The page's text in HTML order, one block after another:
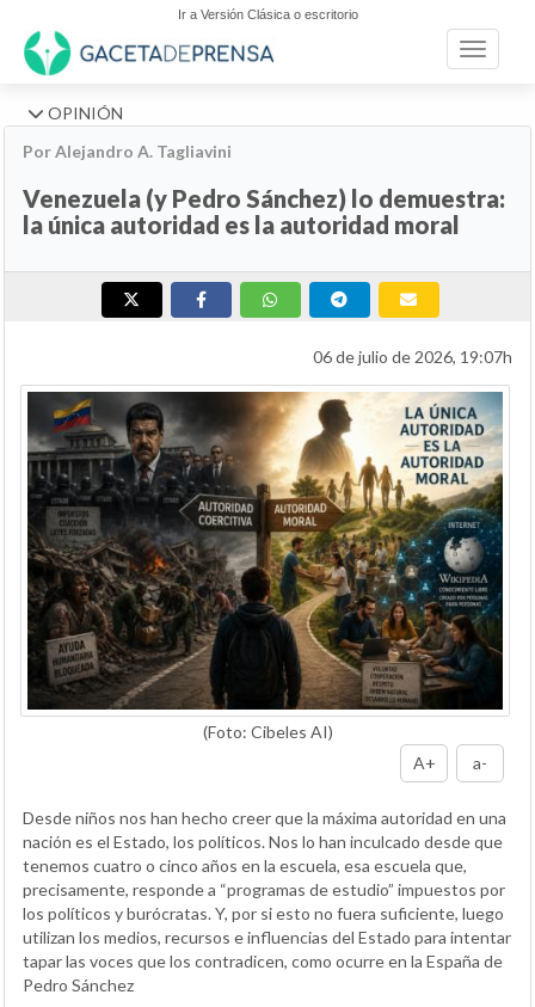
Ir a Versión Clásica o escritorio
Toggle
OPINIÓN
Por Alejandro A. Tagliavini
Venezuela (y Pedro Sánchez) lo demuestra:
la única autoridad es la autoridad moral
06 de julio de 2026, 19:07h
(Foto: Cibeles AI)
A+
a-
Desde niños nos han hecho creer que la máxima autoridad en una
nación es el Estado, los políticos. Nos lo han inculcado desde que
tenemos cuatro o cinco años en la escuela, esa escuela que,
precisamente, responde a “programas de estudio” impuestos por
los políticos y burócratas. Y, por si esto no fuera suficiente, luego
utilizan los medios, recursos e influencias del Estado para intentar
tapar las voces que los contradicen, como ocurre en la España de
Pedro Sánchez